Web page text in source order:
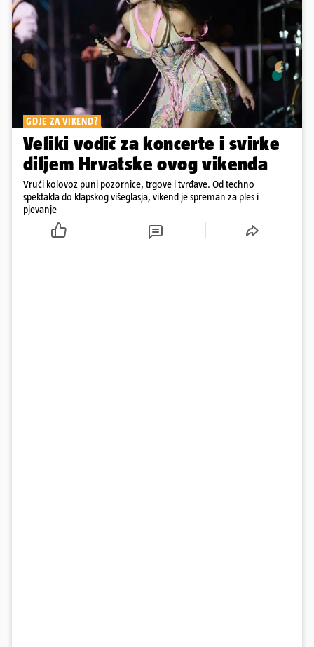
GDJE ZA VIKEND?
Veliki vodič za koncerte i svirke
diljem Hrvatske ovog vikenda
Vrući kolovoz puni pozornice, trgove i tvrđave. Od techno
spektakla do klapskog višeglasja, vikend je spreman za ples i
pjevanje